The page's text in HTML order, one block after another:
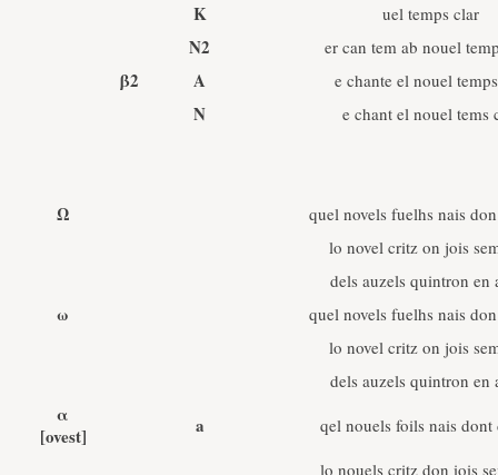
K uel temps clar
N2 er can tem ab nouel
β2 A e chante el nouel
N e chant el nouel tems
Ω
quel novels fuelhs nais
lo novel critz on jois
dels auzels quintron en
ω
quel novels fuelhs nais
lo novel critz on jois
dels auzels quintron en
α
[ovest]
a
qel nouels foils nais dont
lo nouels critz don iois